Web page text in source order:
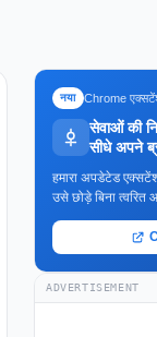
नया Chrome
सेवाओं की
सीधे अपने
हमारा अपडेटेड
उसे छोड़े बिना
ADVERTISEMENT